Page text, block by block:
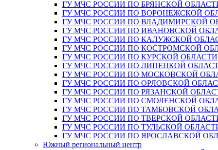
ГУ МЧС РОССИИ ПО БРЯНСКОЙ
ГУ МЧС РОССИИ ПО ВОРОНЕЖСКОЙ
ГУ МЧС РОССИИ ПО ВЛАДИМИРСКОЙ
ГУ МЧС РОССИИ ПО ИВАНОВСКОЙ
ГУ МЧС РОССИИ ПО КАЛУЖСКОЙ
ГУ МЧС РОССИИ ПО КОСТРОМСКОЙ
ГУ МЧС РОССИИ ПО КУРСКОЙ ОБЛАСТИ
ГУ МЧС РОССИИ ПО ЛИПЕЦКОЙ
ГУ МЧС РОССИИ ПО МОСКОВСКОЙ
ГУ МЧС РОССИИ ПО ОРЛОВСКОЙ
ГУ МЧС РОССИИ ПО РЯЗАНСКОЙ
ГУ МЧС РОССИИ ПО СМОЛЕНСКОЙ
ГУ МЧС РОССИИ ПО ТАМБОВСКОЙ
ГУ МЧС РОССИИ ПО ТВЕРСКОЙ
ГУ МЧС РОССИИ ПО ТУЛЬСКОЙ
ГУ МЧС РОССИИ ПО ЯРОСЛАВСКОЙ
Южный региональный центр